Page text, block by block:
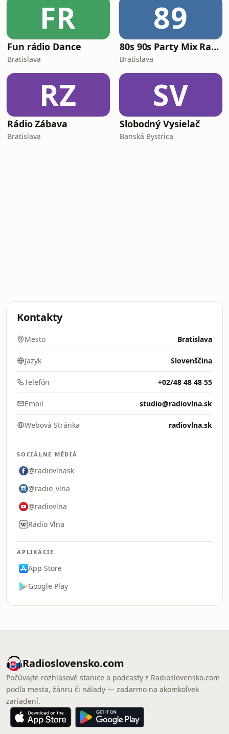
FR
Fun rádio Dance
Bratislava
89
80s 90s Party Mix Radio
Bratislava
RZ
Rádio Zábava
Bratislava
SV
Slobodný Vysielač
Banská Bystrica
Kontakty
Mesto Bratislava
Jazyk Slovenščina
Telefón +02/48 48 48 55
Email studio@radiovlna.sk
Webová Stránka radiovlna.sk
SOCIÁLNE MÉDIÁ
@radiovlnask
@radio_vlna
@radiovlna
Rádio Vlna
APLIKÁCIE
App Store
Google Play
Radioslovensko.com
Počúvajte rozhlasové stanice a podcasty z Radioslovensko.com
podľa mesta, žánru či nálady — zadarmo na akomkoľvek
zariadení.